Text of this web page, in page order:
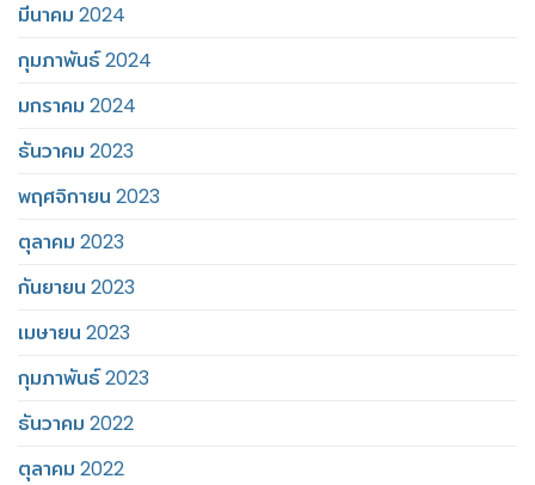
มีนาคม 2024
กุมภาพันธ์ 2024
มกราคม 2024
ธันวาคม 2023
พฤศจิกายน 2023
ตุลาคม 2023
กันยายน 2023
เมษายน 2023
กุมภาพันธ์ 2023
ธันวาคม 2022
ตุลาคม 2022